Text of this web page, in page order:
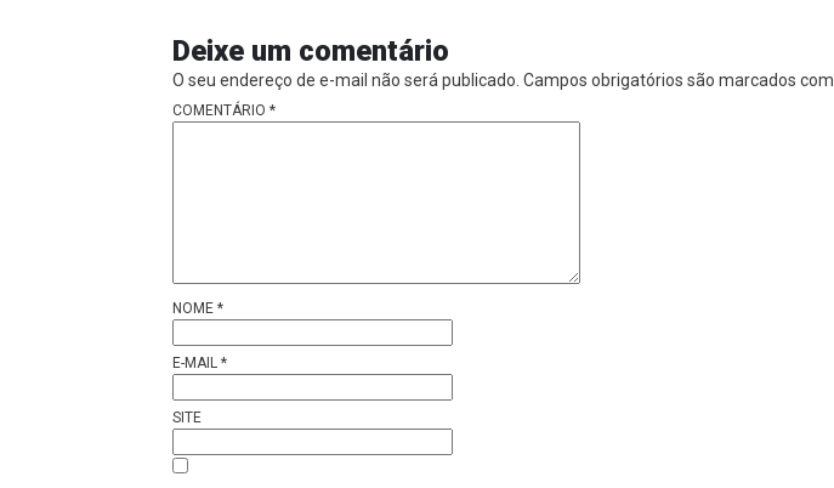
Deixe um comentário
O seu endereço de e-mail não será publicado. Campos obrigatórios são marcados com
COMENTÁRIO *
NOME *
E-MAIL *
SITE